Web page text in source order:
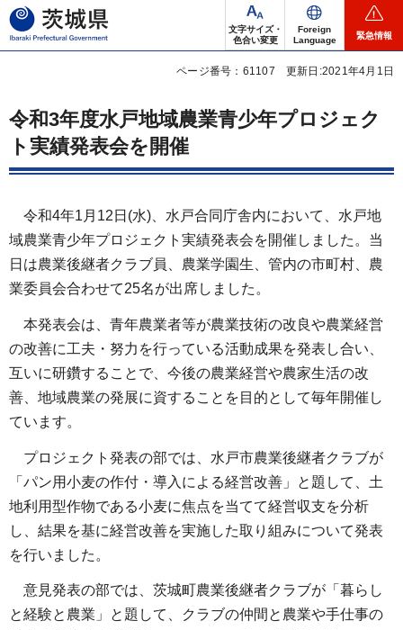
茨城県
文字サイズ・
色合い変更
Foreign
Language
緊急情報
ページ番号：61107 更新日:2021年4月1日
令和3年度水戸地域農業青少年プロジェク
ト実績発表会を開催
令和4年1月12日(水)、水戸合同庁舎内において、水戸地
域農業青少年プロジェクト実績発表会を開催しました。当
日は農業後継者クラブ員、農業学園生、管内の市町村、農
業委員会合わせて25名が出席しました。
本発表会は、青年農業者等が農業技術の改良や農業経営
の改善に工夫・努力を行っている活動成果を発表し合い、
互いに研鑽することで、今後の農業経営や農家生活の改
善、地域農業の発展に資することを目的として毎年開催し
ています。
プロジェクト発表の部では、水戸市農業後継者クラブが
「パン用小麦の作付・導入による経営改善」と題して、土
地利用型作物である小麦に焦点を当てて経営収支を分析
し、結果を基に経営改善を実施した取り組みについて発表
を行いました。
意見発表の部では、茨城町農業後継者クラブが「暮らし
と経験と農業」と題して、クラブの仲間と農業や手仕事の